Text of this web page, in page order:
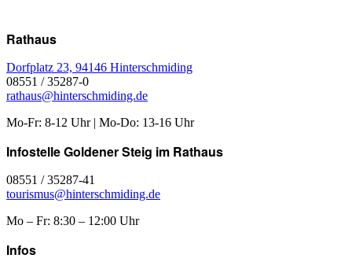
Rathaus
Dorfplatz 23, 94146 Hinterschmiding
08551 / 35287-0
rathaus@hinterschmiding.de
Mo-Fr: 8-12 Uhr | Mo-Do: 13-16 Uhr
Infostelle Goldener Steig im Rathaus
08551 / 35287-41
tourismus@hinterschmiding.de
Mo – Fr: 8:30 – 12:00 Uhr
Infos